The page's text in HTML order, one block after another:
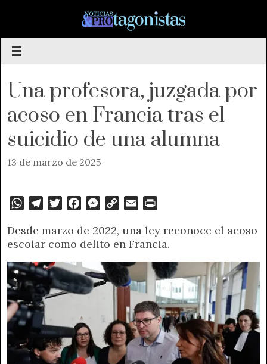
contenido
Una profesora, juzgada por
acoso en Francia tras el
suicidio de una alumna
13 de marzo de 2025
W
a
t
s
A
p
p
l
e
g
r
a
m
i
t
t
e
r
c
e
b
o
o
M
s
s
e
n
g
r
p
y
L
n
a
i
l
i
n
t
F
r
i
e
n
d
Desde marzo de 2022, una ley reconoce el acoso
escolar como delito en Francia.